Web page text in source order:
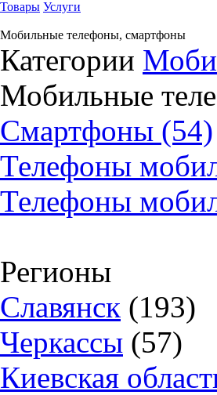
Товары Услуги
Мобильные телефоны, смартфоны
Категории
Мобильные
Смартфоны (54)
Телефоны
Телефоны
Регионы
Славянск (193)
Черкассы (57)
Киевская